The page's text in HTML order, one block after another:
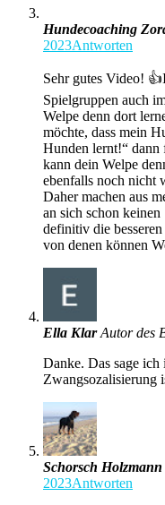
Hundecoaching
2023Antworten
Sehr gutes Video!
Spielgruppen auch
Welpe denn dort
möchte, dass mein
Hunden lernt!“ dann
kann dein Welpe
ebenfalls noch nicht
Daher machen aus
an sich schon
definitiv die
von denen können
Ella Klar Autor des
Danke. Das sage ich
Zwangsozalisierung
Schorsch Holzmann
2023Antworten